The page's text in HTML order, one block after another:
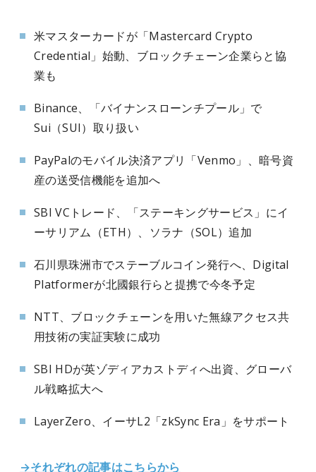
米マスターカードが「Mastercard Crypto
Credential」始動、ブロックチェーン企業らと協
業も
Binance、「バイナンスローンチプール」で
Sui（SUI）取り扱い
PayPalのモバイル決済アプリ「Venmo」、暗号資
産の送受信機能を追加へ
SBI VCトレード、「ステーキングサービス」にイ
ーサリアム（ETH）、ソラナ（SOL）追加
石川県珠洲市でステーブルコイン発行へ、Digital
Platformerが北國銀行らと提携で今冬予定
NTT、ブロックチェーンを用いた無線アクセス共
用技術の実証実験に成功
SBI HDが英ゾディアカストディへ出資、グローバ
ル戦略拡大へ
LayerZero、イーサL2「zkSync Era」をサポート
→それぞれの記事はこちらから